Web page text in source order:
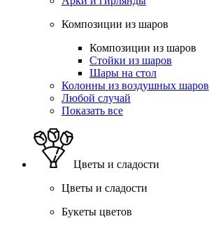
Композиции из шаров
Композиции из шаров
Стойки из шаров
Шары на стол
Колонны из воздушных шаров
Любой случай
Показать все
Цветы и сладости
Цветы и сладости
Букеты цветов